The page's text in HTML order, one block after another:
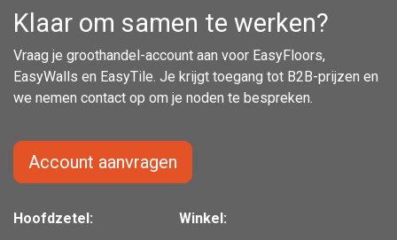
Klaar om samen te werken?
Vraag je groothandel-account aan voor EasyFloors,
EasyWalls en EasyTile. Je krijgt toegang tot B2B-prijzen en
we nemen contact op om je noden te bespreken.
Hoofdzetel: Winkel:
Account aanvragen